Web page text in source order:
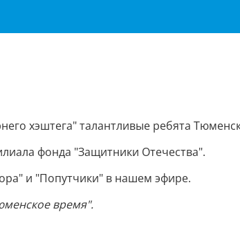
хэштега" талантливые ребята
фонда "Защитники Отечества".
и "Попутчики" в нашем эфире.
время".